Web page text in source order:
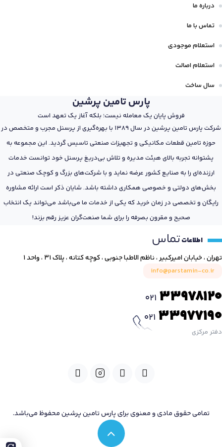
درباره ما
تماس با ما
استعلام موجودی
استعلام اصالت
سال ساخت
پارس تامین پرشین
فروش پایان یک معامله نیست؛ بلکه آغاز یک تعهد است
شرکت پارس تامین پرشین در سال 1389 با بهره‌گیری از پرسنل مجرب و متخصص در
حوزه تامین قطعات مکانیکی و تجهیزات صنعتی تاسیس گردید. این مجموعه به
پشتوانه تجربه بالای هیئت مدیره و تلاش بی‌دریغ پرسنل خود توانست خدمات
ارزنده‌ای را به صنایع کشور عرضه نماید و با شرکت‌های بزرگ و کوچک صنعتی در
بخش‌های دولتی و خصوصی همکاری داشته باشد. شایان ذکر است ارائه مشاوره
رایگان و تخصصی در زمان خرید که یکی از خدمات ما می‌باشد می‌تواند یک انتخاب
صحیح و مقرون بصرفه را برای شما صنعت‌گران عزیز رقم بزند!
اطلاعاتتماس
تهران ، خیابان امیرکبیر ، ناظم الاطبا جنوبی ، کوچه کتانه ، پلاک ۳۱ ، واحد ۱
info@parstamin-co.ir
021 33978120
021 33977190
دفتر مرکزی
تمامی حقوق مادی و معنوی برای پارس تامین پرشین محفوظ می‌باشد.